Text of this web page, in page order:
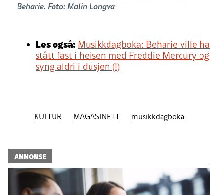
Beharie. Foto: Malin Longva
Les også: Musikkdagboka: Beharie ville ha
stått fast i heisen med Freddie Mercury og
syng aldri i dusjen (!)
KULTUR MAGASINETT musikkdagboka
ANNONSE